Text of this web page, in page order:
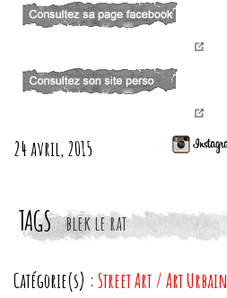
24 avril, 2015
TAGS blek le rat
Catégorie(s) : Street Art / Art Urbain